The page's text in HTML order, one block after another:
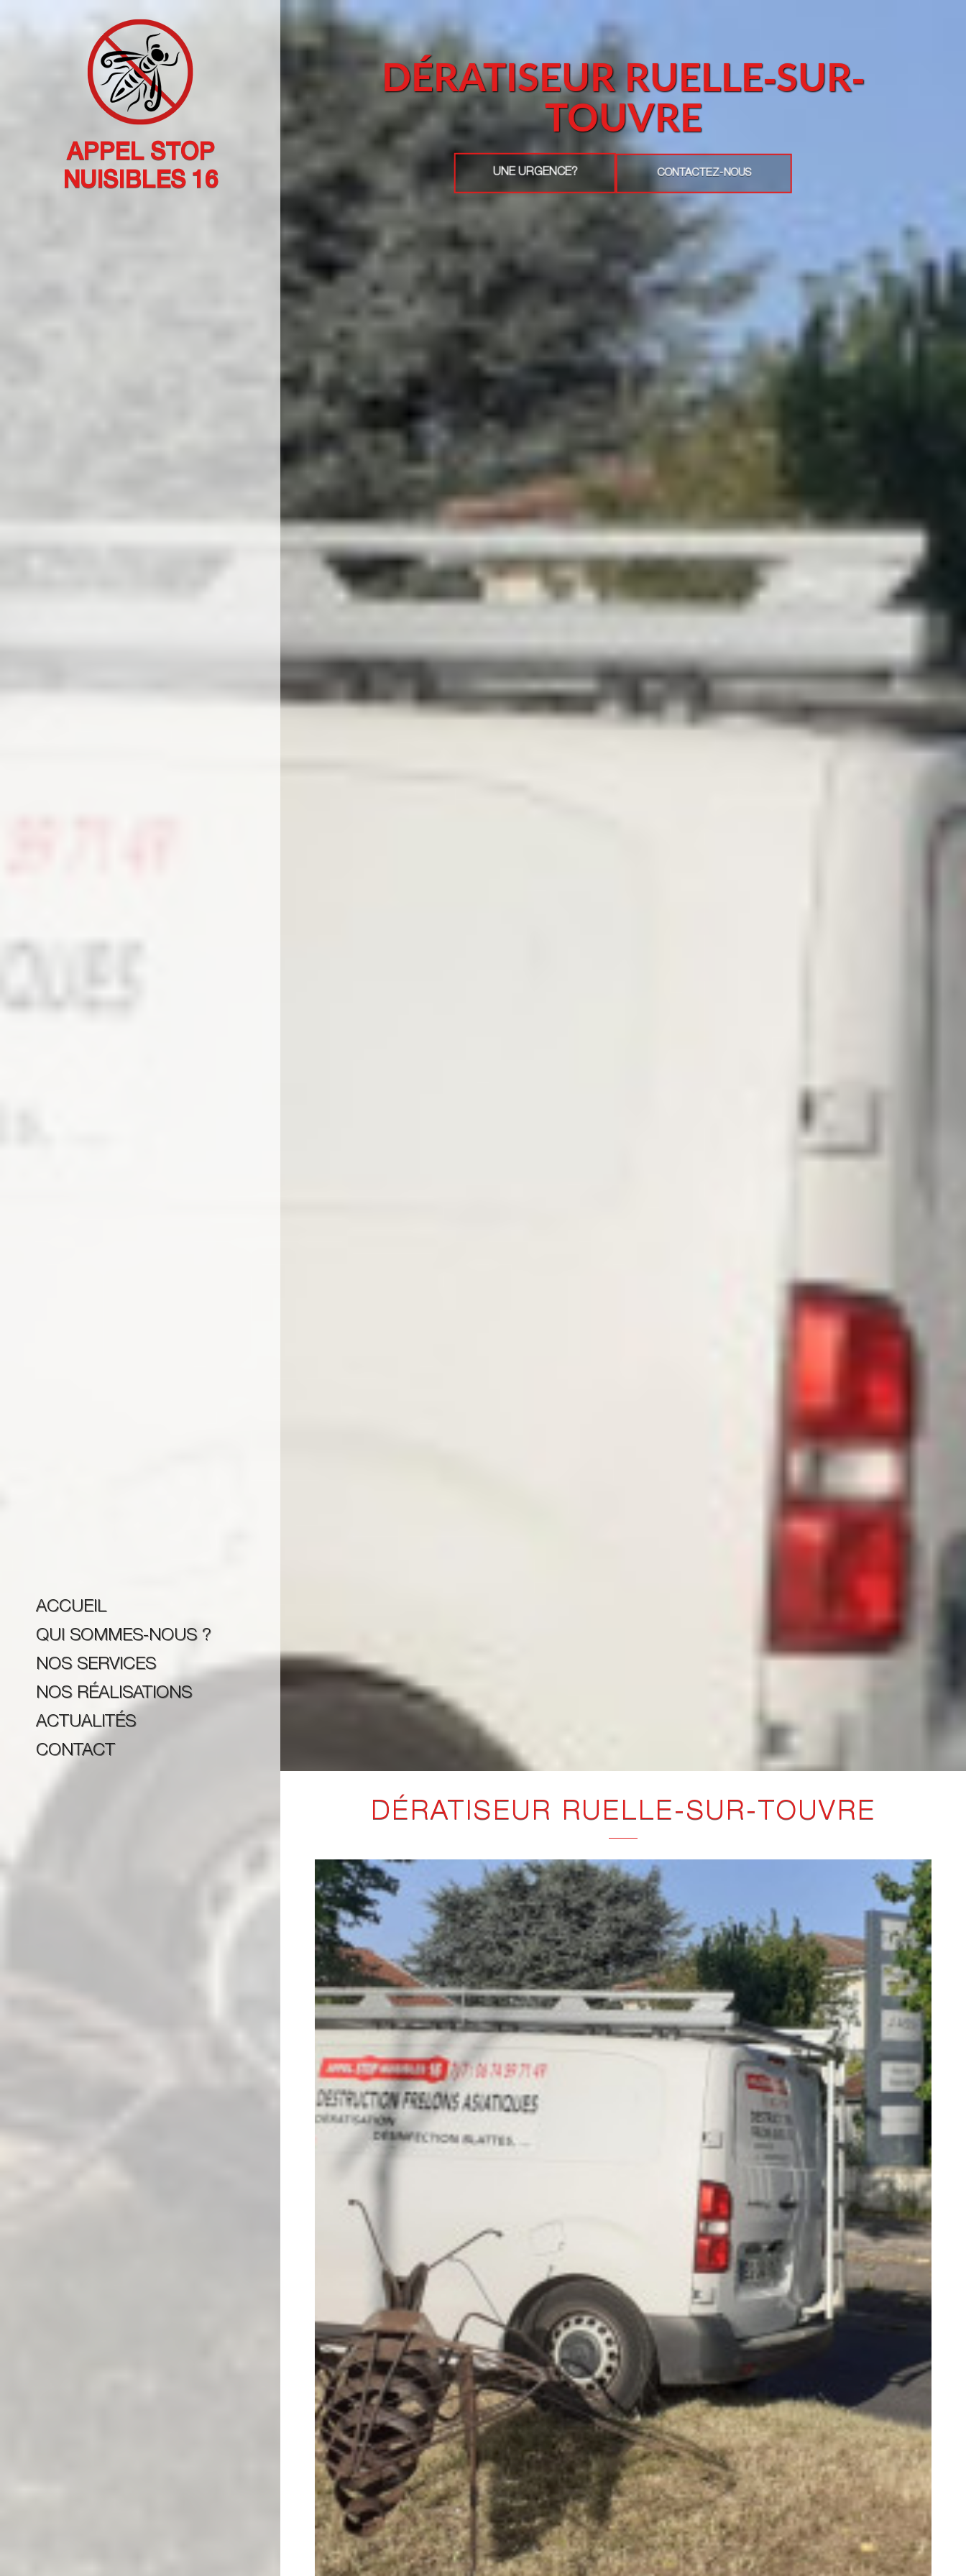
APPEL STOP
NUISIBLES 16
ACCUEIL
QUI SOMMES-NOUS ?
NOS SERVICES
NOS RÉALISATIONS
ACTUALITÉS
CONTACT
DÉRATISEUR RUELLE-SUR-
TOUVRE
UNE URGENCE? CONTACTEZ-NOUS
DÉRATISEUR RUELLE-SUR-TOUVRE